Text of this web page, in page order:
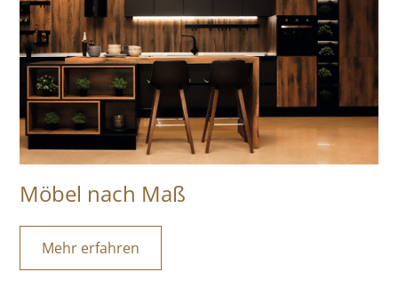
Möbel nach Maß
Mehr erfahren